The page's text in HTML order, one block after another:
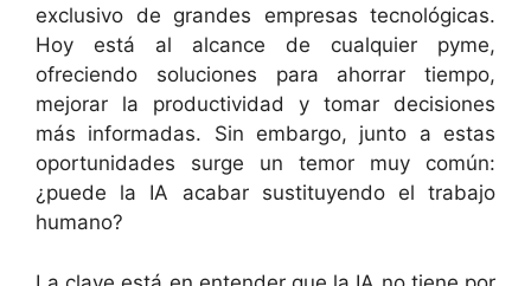
exclusivo de grandes empresas tecnológicas.
Hoy está al alcance de cualquier pyme,
ofreciendo soluciones para ahorrar tiempo,
mejorar la productividad y tomar decisiones
más informadas. Sin embargo, junto a estas
oportunidades surge un temor muy común:
¿puede la IA acabar sustituyendo el trabajo
humano?